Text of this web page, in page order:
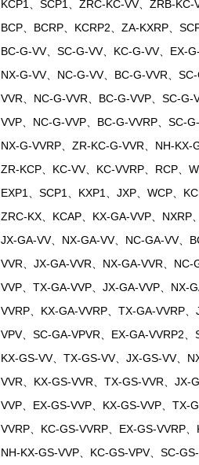
KCP1、SCP1、ZRC-KC-VV、ZRB-KC-
BCP、BCRP、KCRP2、ZA-KXRP、
BC-G-VV、SC-G-VV、KC-G-VV、EX-
NX-G-VV、NC-G-VV、BC-G-VVR、
VVR、NC-G-VVR、BC-G-VVP、SC-
VVP、NC-G-VVP、BC-G-VVRP、SC-
NX-G-VVRP、ZR-KC-G-VVR、NH-KX-
ZR-KCP、KC-VV、KC-VVRP、RCP、
EXP1、SCP1、KXP1、JXP、WCP、
ZRC-KX、KCAP、KX-GA-VVP、NXRP
JX-GA-VV、NX-GA-VV、NC-GA-VV、
VVR、JX-GA-VVR、NX-GA-VVR、
VVP、TX-GA-VVP、JX-GA-VVP、NX-
VVRP、KX-GA-VVRP、TX-GA-VVRP
VPV、SC-GA-VPVR、EX-GA-VVRP2
KX-GS-VV、TX-GS-VV、JX-GS-VV、
VVR、KX-GS-VVR、TX-GS-VVR、JX-
VVP、EX-GS-VVP、KX-GS-VVP、TX-
VVRP、KC-GS-VVRP、EX-GS-VVRP
NH-KX-GS-VVP、KC-GS-VPV、SC-